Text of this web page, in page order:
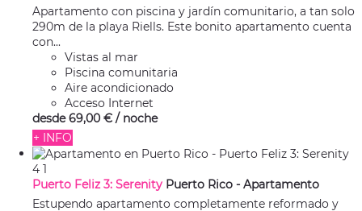
Apartamento con piscina y jardín comunitario, a tan solo
290m de la playa Riells. Este bonito apartamento cuenta
con...
Vistas al mar
Piscina comunitaria
Aire acondicionado
Acceso Internet
desde 69,00 € / noche
+ INFO
4 1
Puerto Feliz 3: Serenity Puerto Rico - Apartamento
Estupendo apartamento completamente reformado y